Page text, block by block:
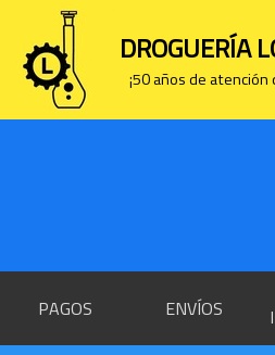
DROGUERÍA
¡50 años de atención
PAGOS ENVÍOS